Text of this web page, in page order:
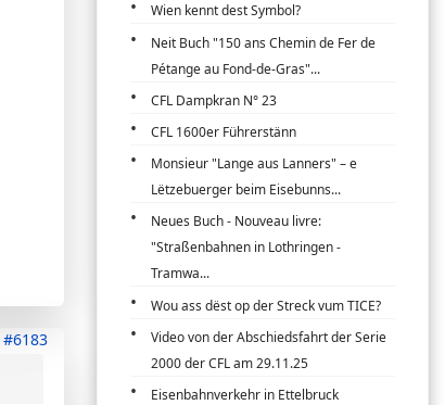
#6183
Wien kennt dest Symbol?
Neit Buch "150 ans Chemin de Fer de
Pétange au Fond-de-Gras"...
CFL Dampkran N° 23
CFL 1600er Führerstänn
Monsieur "Lange aus Lanners" – e
Lëtzebuerger beim Eisebunns...
Neues Buch - Nouveau livre:
"Straßenbahnen in Lothringen -
Tramwa...
Wou ass dëst op der Streck vum TICE?
Video von der Abschiedsfahrt der Serie
2000 der CFL am 29.11.25
Eisenbahnverkehr in Ettelbruck